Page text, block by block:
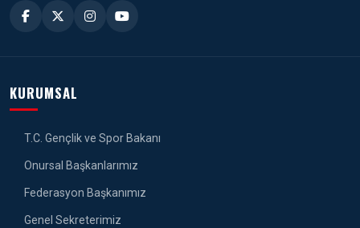
KURUMSAL
T.C. Gençlik ve Spor Bakanı
Onursal Başkanlarımız
Federasyon Başkanımız
Genel Sekreterimiz